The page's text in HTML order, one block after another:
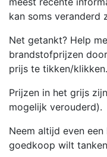
kan soms veranderd
Net getankt? Help
brandstofprijzen
prijs te tikken/klikken.
Prijzen in het grijs
mogelijk verouderd).
Neem altijd even
goedkoop wilt